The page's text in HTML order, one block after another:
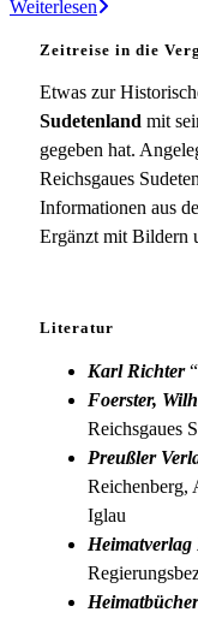
WeiterlesenRAD-
Deutsch-
Krawarn
Zeitreise in die
Etwas zur
Sudetenland mit
gegeben hat.
Reichsgaues
Informationen aus
Ergänzt mit Bildern
Literatur
Karl Richter“
Foerster,
Reichsgaues
Preußler
Reichenberg,
Iglau
Heimatbücher